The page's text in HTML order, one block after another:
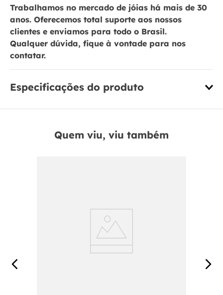
Trabalhamos no mercado de jóias há mais de 30
anos. Oferecemos total suporte aos nossos
clientes e enviamos para todo o Brasil.
Qualquer dúvida, fique à vontade para nos
contatar.
Especificações do produto
Quem viu, viu também